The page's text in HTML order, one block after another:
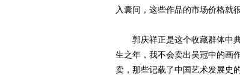
入囊间，这些作品的市场价格就
郭庆祥正是这个收藏群体中典
生之年，我不会卖出吴冠中的画
卖，那些记载了中国艺术发展史